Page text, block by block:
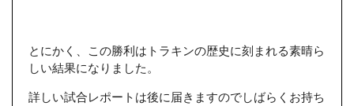
とにかく、この勝利はトラキンの歴史に刻まれる素晴ら
しい結果になりました。
詳しい試合レポートは後に届きますのでしばらくお持ち